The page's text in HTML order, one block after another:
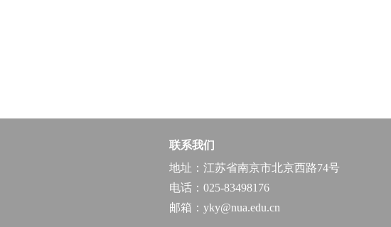
联系我们
地址：江苏省南京市北京西路74号
电话：025-83498176
邮箱：yky@nua.edu.cn